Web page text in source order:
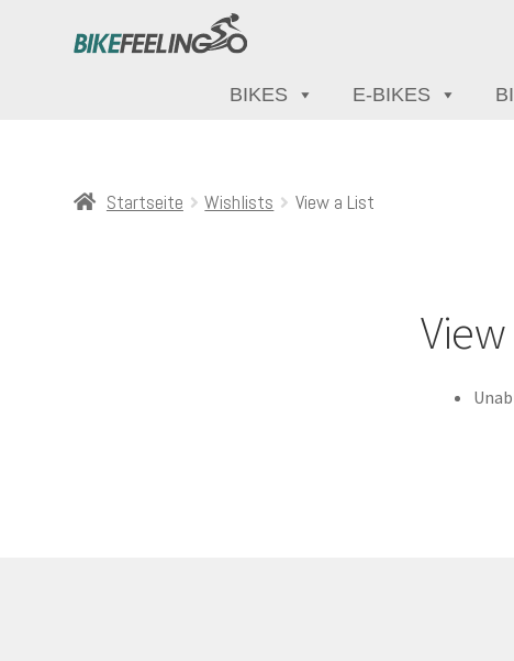
BIKES E-BIKES
Startseite Wishlists View a List
View